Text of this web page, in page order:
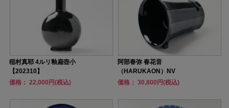
稲村真耶 4ルリ釉扁壺小
【202310】
価格： 22,000円(税込)
阿部春弥 春花音
（HARUKAON）NV
価格： 30,800円(税込)